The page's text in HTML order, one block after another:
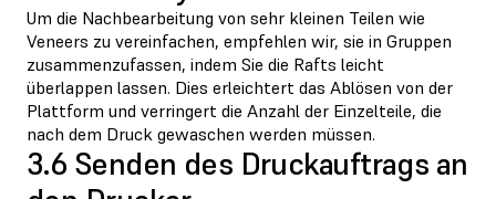
Um die Nachbearbeitung von sehr kleinen Teilen wie
Veneers zu vereinfachen, empfehlen wir, sie in Gruppen
zusammenzufassen, indem Sie die Rafts leicht
überlappen lassen. Dies erleichtert das Ablösen von der
Plattform und verringert die Anzahl der Einzelteile, die
nach dem Druck gewaschen werden müssen.
3.6 Senden des Druckauftrags an